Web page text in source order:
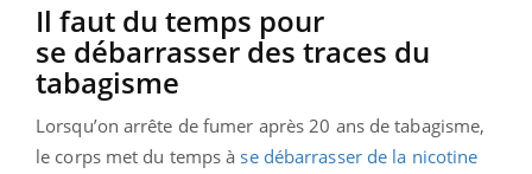
Il faut du temps pour
se débarrasser des traces du
tabagisme
Lorsqu’on arrête de fumer après 20 ans de tabagisme,
le corps met du temps àse débarrasser de la nicotine